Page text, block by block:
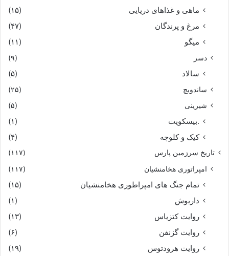
ماهی و غذاهای دریایی
(۱۵)
مرغ و پرندگان
(۴۷)
میگو
(۱۱)
دسر (۹)
سالاد (۵)
ساندویچ
(۲۵)
شیرینی
(۵)
.بیسکویت
(۱)
کیک و کلوچه
(۴)
تاریخ سرزمین پارس (۱۱۷)
امپراتوری هخامنشیان (۱۱۷)
تمام جنگ های امپراطوری هخامنشیان
(۱۵)
داریوش
(۱)
روایت کتزیاس
(۱۳)
روایت گزنفن
(۶)
روایت هرودتوس
(۱۹)